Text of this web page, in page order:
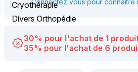
Cryothérapie
Divers Orthopédie
Connectez vous pour connaître
30% pour l'achat de 1
35% pour l'achat de 6